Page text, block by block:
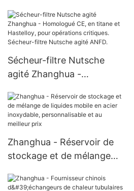
Sécheur-filtre Nutsche
agité Zhanghua -
et Hastelloy, pour
opérations critiques.
Sécheur-filtre Nutsche
agité ANFD.
Zhanghua - Réservoir de
stockage et de mélange
inoxydable,